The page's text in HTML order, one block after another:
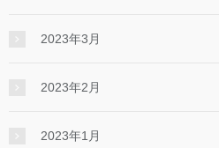
2023年3月
2023年2月
2023年1月